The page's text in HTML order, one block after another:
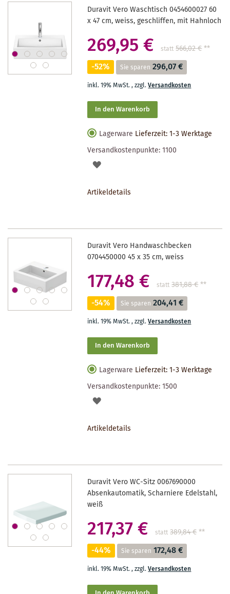
Duravit Vero Waschtisch 0454600027 60
x 47 cm, weiss, geschliffen, mit Hahnloch
269,95 € statt 566,02 €**
-52% Sie sparen 296,07 €
inkl. 19% MwSt.,zzgl.Versandkosten
In den Warenkorb
Lagerware Lieferzeit: 1-3 Werktage
Versandkostenpunkte:1100
AUF
Artikeldetails
Duravit Vero Handwaschbecken
0704450000 45 x 35 cm, weiss
177,48 € statt 381,88 €**
-54% Sie sparen 204,41 €
inkl. 19% MwSt.,zzgl.Versandkosten
In den Warenkorb
Lagerware Lieferzeit: 1-3 Werktage
Versandkostenpunkte:1500
AUF
Artikeldetails
Duravit Vero WC-Sitz 0067690000
Absenkautomatik, Scharniere Edelstahl,
weiß
217,37 € statt 389,84 €**
-44% Sie sparen 172,48 €
inkl. 19% MwSt.,zzgl.Versandkosten